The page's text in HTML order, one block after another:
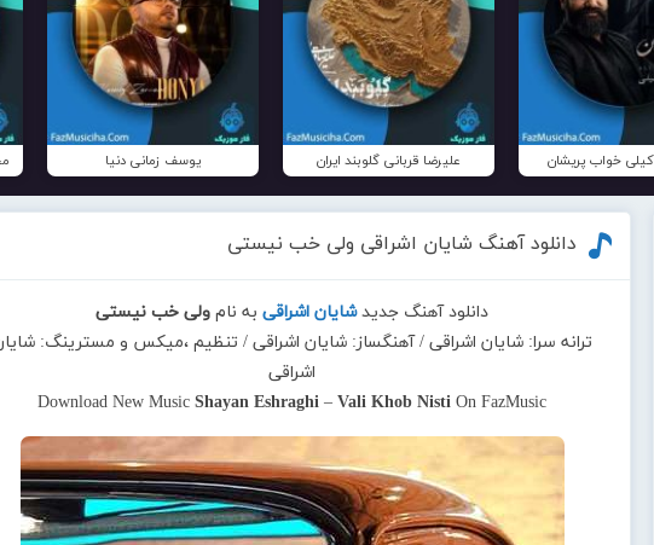
خواب پریشان علیرضا قربانی گلوبند ایران یوسف زمانی دنیا
دانلود آهنگ شایان اشراقی ولی خب نیستی
دانلود آهنگ جدیدشایان اشراقیبه نام ولی خب نیستی
ترانه سرا: شایان اشراقی / آهنگساز: شایان اشراقی / تنظیم ،میکس و مسترینگ:
اشراقی
Download New MusicShayan Eshraghi –Vali Khob Nisti On FazMusic